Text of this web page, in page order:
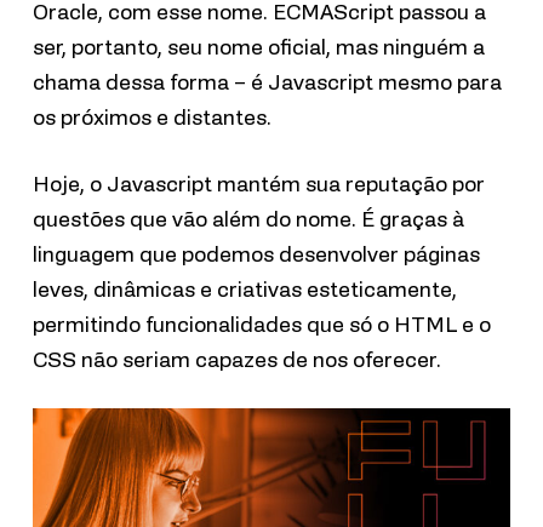
Oracle, com esse nome. ECMAScript passou a
ser, portanto, seu nome oficial, mas ninguém a
chama dessa forma – é Javascript mesmo para
os próximos e distantes.
Hoje, o Javascript mantém sua reputação por
questões que vão além do nome. É graças à
linguagem que podemos desenvolver páginas
leves, dinâmicas e criativas esteticamente,
permitindo funcionalidades que só o HTML e o
CSS não seriam capazes de nos oferecer.